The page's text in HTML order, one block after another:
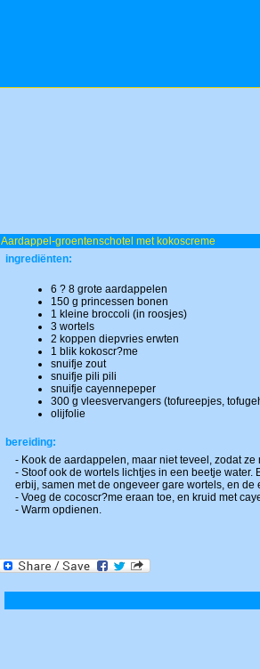
Aardappel-groentenschotel met kokoscreme
ingrediënten:
6 ? 8 grote aardappelen
150 g princessen bonen
1 kleine broccoli (in roosjes)
3 wortels
2 koppen diepvries erwten
1 blik kokoscr?me
snuifje zout
snuifje pili pili
snuifje cayennepeper
300 g vleesvervangers (tofureepjes,
olijfolie
bereiding:
- Kook de aardappelen, maar niet teveel, zodat ze
- Stoof ook de wortels lichtjes in een beetje
erbij, samen met de ongeveer gare wortels, en de
- Voeg de cocoscr?me eraan toe, en kruid met
- Warm opdienen.